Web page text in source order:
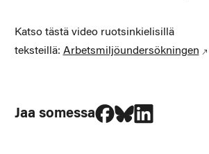
Katso tästä video ruotsinkielisillä
teksteillä: Arbetsmiljöundersökningen
Jaa somessa
Jaa Facebookissa
Jaa Blueskyssa
Jaa LinkedIn:ssä